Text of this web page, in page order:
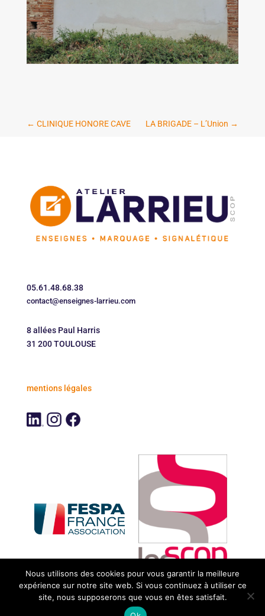
← CLINIQUE HONORE CAVE LA BRIGADE – L’Union →
05.61.48.68.38
contact@enseignes-larrieu.com
8 allées Paul Harris
31 200 TOULOUSE
mentions légales
Nous utilisons des cookies pour vous garantir la meilleure
expérience sur notre site web. Si vous continuez à utiliser ce
site, nous supposerons que vous en êtes satisfait.